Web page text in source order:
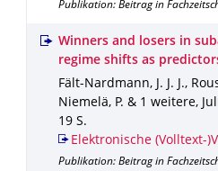
Publikation: Beitrag in
Winners and losers in
regime shifts as
Fält-Nardmann, J. J. J.,
Niemelä, P. & 1 weitere,
19 S.
Elektronische (Volltext-
Publikation: Beitrag in